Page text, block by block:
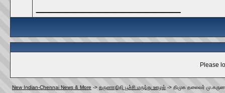
Please
New Indian-Chennai News & More -> கருணாநிதி பூச்சி மருந்து ஊழல் -> திமுக தலைவர்